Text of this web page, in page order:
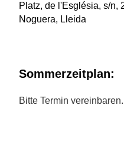
Platz, de l'Església, s/n,
Noguera, Lleida
Sommerzeitplan:
Bitte Termin vereinbaren.